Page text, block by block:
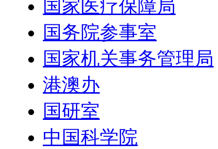
国家医疗保障局
国务院参事室
国家机关事务管理局
港澳办
国研室
中国科学院